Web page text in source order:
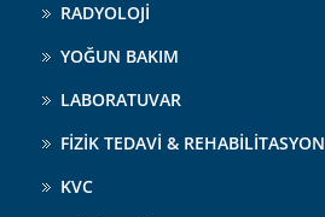
RADYOLOJİ
YOĞUN BAKIM
LABORATUVAR
FİZİK TEDAVİ & REHABİLİTASYON
KVC